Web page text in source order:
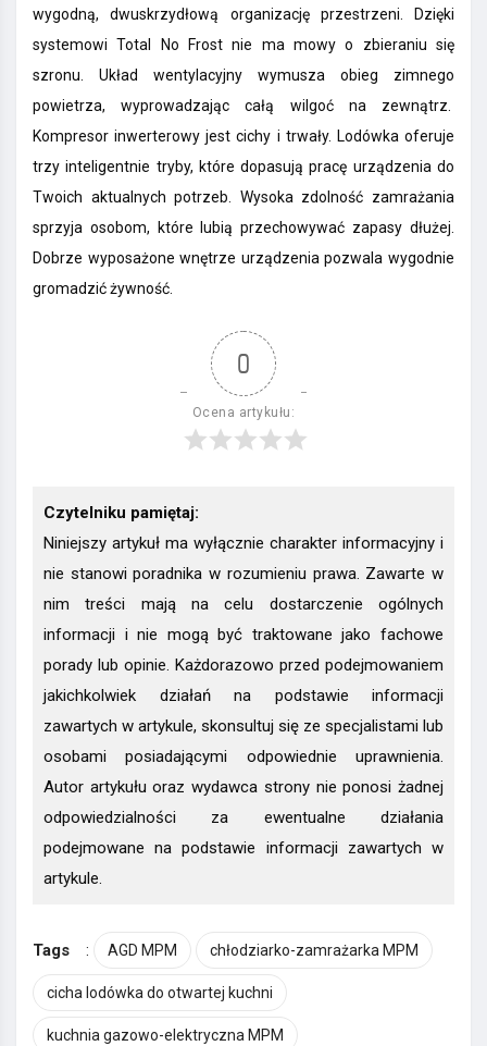
wygodną, dwuskrzydłową organizację przestrzeni. Dzięki
systemowi Total No Frost nie ma mowy o zbieraniu się
szronu. Układ wentylacyjny wymusza obieg zimnego
powietrza, wyprowadzając całą wilgoć na zewnątrz.
Kompresor inwerterowy jest cichy i trwały. Lodówka oferuje
trzy inteligentnie tryby, które dopasują pracę urządzenia do
Twoich aktualnych potrzeb. Wysoka zdolność zamrażania
sprzyja osobom, które lubią przechowywać zapasy dłużej.
Dobrze wyposażone wnętrze urządzenia pozwala wygodnie
gromadzić żywność.
0
Ocena artykułu:
Czytelniku pamiętaj:
Niniejszy artykuł ma wyłącznie charakter informacyjny i
nie stanowi poradnika w rozumieniu prawa. Zawarte w
nim treści mają na celu dostarczenie ogólnych
informacji i nie mogą być traktowane jako fachowe
porady lub opinie. Każdorazowo przed podejmowaniem
jakichkolwiek działań na podstawie informacji
zawartych w artykule, skonsultuj się ze specjalistami lub
osobami posiadającymi odpowiednie uprawnienia.
Autor artykułu oraz wydawca strony nie ponosi żadnej
odpowiedzialności za ewentualne działania
podejmowane na podstawie informacji zawartych w
artykule.
Tags : AGD MPM chłodziarko-zamrażarka MPM
cicha lodówka do otwartej kuchni
kuchnia gazowo-elektryczna MPM